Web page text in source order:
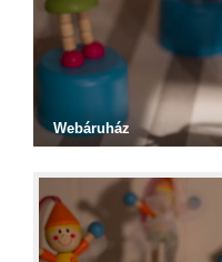
Webáruház